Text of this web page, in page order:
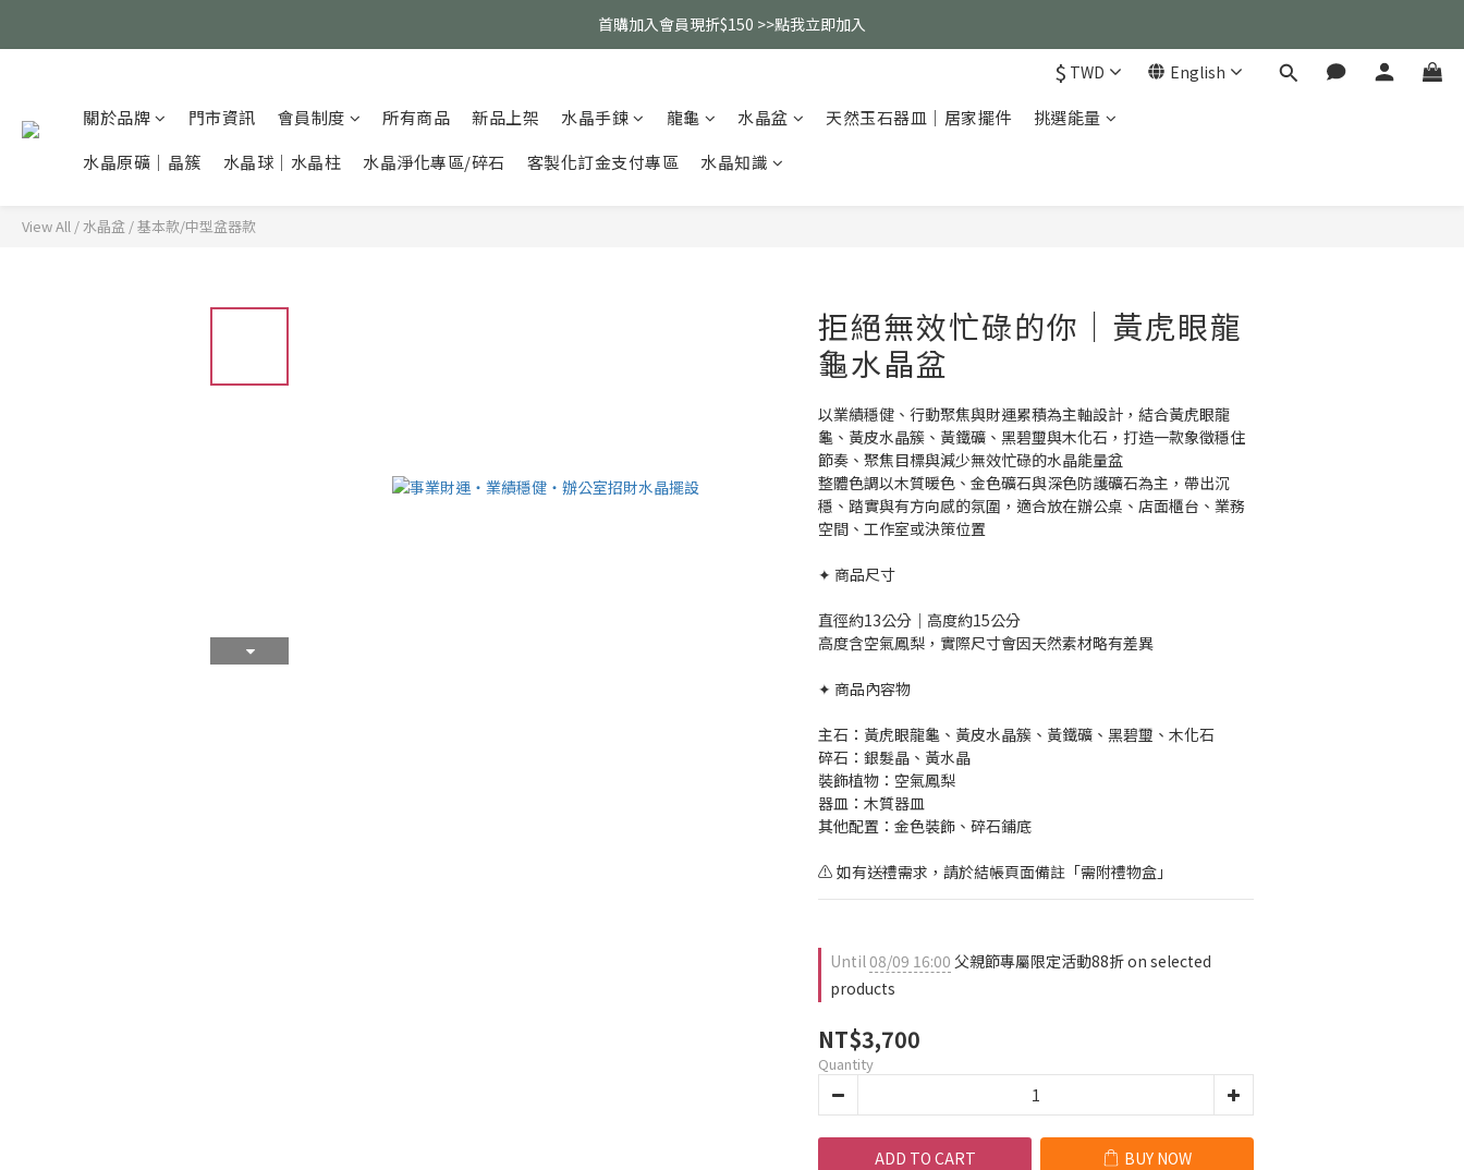
父親節活動｜指定品項任選兩件88折（礦標｜高品水晶｜客製化商品除外）
首購加入會員現折$150 >>點我立即加入
父親節活動｜指定品項任選兩件88折（礦標｜高品水晶｜客製化商品除外）
$ TWD English
關於品牌 門市資訊 會員制度 所有商品 新品上架 水晶手鍊 龍龜 水晶盆 天然玉石器皿｜居家擺件
挑選能量
水晶原礦｜晶簇
水晶球｜水晶柱 水晶淨化專區/碎石 客製化訂金支付專區 水晶知識
View All / 水晶盆 /基本款/中型盆器款
拒絕無效忙碌的你｜黃虎眼龍
龜水晶盆
以業績穩健、行動聚焦與財運累積為主軸設計，結合黃虎眼龍
龜、黃皮水晶簇、黃鐵礦、黑碧璽與木化石，打造一款象徵穩住
節奏、聚焦目標與減少無效忙碌的水晶能量盆
整體色調以木質暖色、金色礦石與深色防護礦石為主，帶出沉
穩、踏實與有方向感的氛圍，適合放在辦公桌、店面櫃台、業務
空間、工作室或決策位置
✦ 商品尺寸
直徑約13公分｜高度約15公分
高度含空氣鳳梨，實際尺寸會因天然素材略有差異
✦ 商品內容物
主石：黃虎眼龍龜、黃皮水晶簇、黃鐵礦、黑碧璽、木化石
碎石：銀髮晶、黃水晶
裝飾植物：空氣鳳梨
器皿：木質器皿
其他配置：金色裝飾、碎石鋪底
⚠️ 如有送禮需求，請於結帳頁面備註「需附禮物盒」
Until08/09 16:00 父親節專屬限定活動88折 on selected
products
NT$3,700
Quantity
ADD TO CART BUY NOW